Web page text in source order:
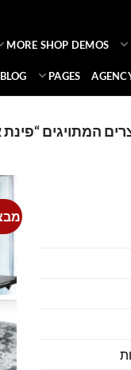
MORE SHOP DEMOS
PAGES
BLOG
המתויגים